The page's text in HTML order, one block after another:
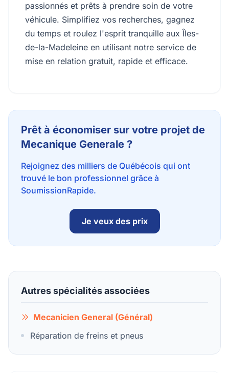
passionnés et prêts à prendre soin de votre
véhicule. Simplifiez vos recherches, gagnez
du temps et roulez l'esprit tranquille aux Îles-
de-la-Madeleine en utilisant notre service de
mise en relation gratuit, rapide et efficace.
Prêt à économiser sur votre projet de
Mecanique Generale ?
Rejoignez des milliers de Québécois qui ont
trouvé le bon professionnel grâce à
SoumissionRapide.
Je veux des prix
Autres spécialités associées
Mecanicien General (Général)
Réparation de freins et pneus